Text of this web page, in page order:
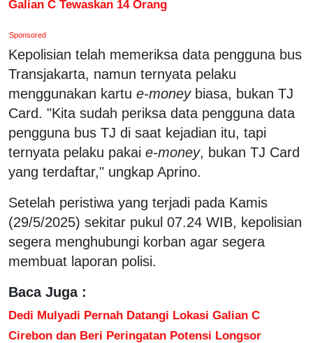
Galian C Tewaskan 14 Orang
Sponsored
Kepolisian telah memeriksa data pengguna bus
Transjakarta, namun ternyata pelaku
menggunakan kartu e-moneybiasa, bukan TJ
Card. "Kita sudah periksa data pengguna data
pengguna bus TJ di saat kejadian itu, tapi
ternyata pelaku pakai e-money, bukan TJ Card
yang terdaftar," ungkap Aprino.
Setelah peristiwa yang terjadi pada Kamis
(29/5/2025) sekitar pukul 07.24 WIB, kepolisian
segera menghubungi korban agar segera
membuat laporan polisi.
Baca Juga :
Dedi Mulyadi Pernah Datangi Lokasi Galian C
Cirebon dan Beri Peringatan Potensi Longsor